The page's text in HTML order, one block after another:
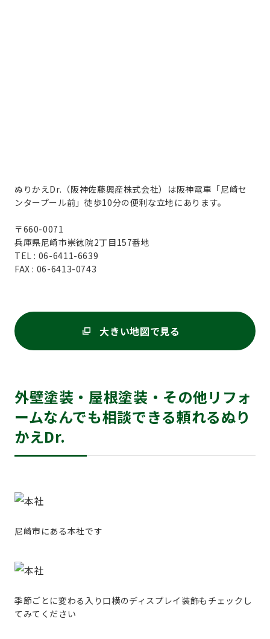
ぬりかえDr.（阪神佐藤興産株式会社）は阪神電車「尼崎セ
ンタープール前」徒歩10分の便利な立地にあります。
〒660-0071
兵庫県尼崎市崇徳院2丁目157番地
TEL : 06-6411-6639
FAX : 06-6413-0743
大きい地図で見る
外壁塗装・屋根塗装・その他リフォ
ームなんでも相談できる頼れるぬり
かえDr.
尼崎市にある本社です
季節ごとに変わる入り口横のディスプレイ装飾もチェックし
てみてください